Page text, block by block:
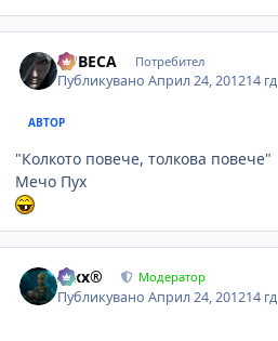
LUBECA Потребител
ПубликуваноАприл 24, 201214 гд
АВТОР
"Колкото повече, толкова повече"
Мечо Пух
Alxx® Модератор
ПубликуваноАприл 24, 201214 гд